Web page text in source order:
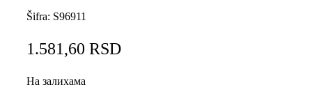
Šifra: S96911
1.581,60 RSD
На залихама